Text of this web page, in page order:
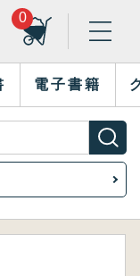
0
電子書籍